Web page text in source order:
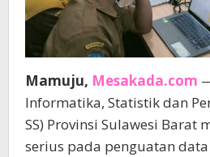
Mamuju, Mesakada.com
Informatika, Statistik dan
SS) Provinsi Sulawesi Barat
serius pada penguatan